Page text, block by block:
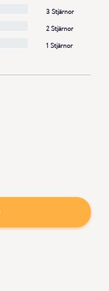
3 Stjärnor
2 Stjärnor
1 Stjärnor